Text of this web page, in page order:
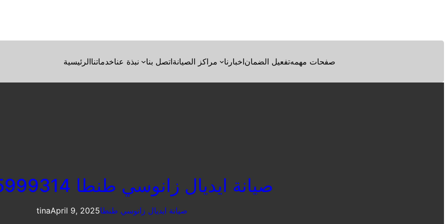
الرئيسيةخدماتنانبذة عنا اتصل بنامراكز الصيانة اخبارناتفعيل الضمانصفحات مهمه
صيانة ايديال زانوسي طنطا 01095999314
tinaApril 9, 2025صيانة ايديال زانوسي طنطا